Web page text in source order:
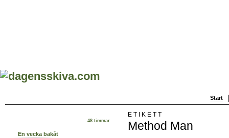
Start
48 timmar
En vecka bakåt
ETIKETT
Method Man